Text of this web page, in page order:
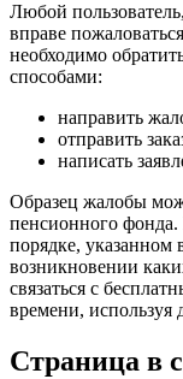
Любой
вправе
необходимо
способами:
направить
отправить
написать
Образец жалобы
пенсионного
порядке,
возникновении
связаться с
времени, используя
Страница в